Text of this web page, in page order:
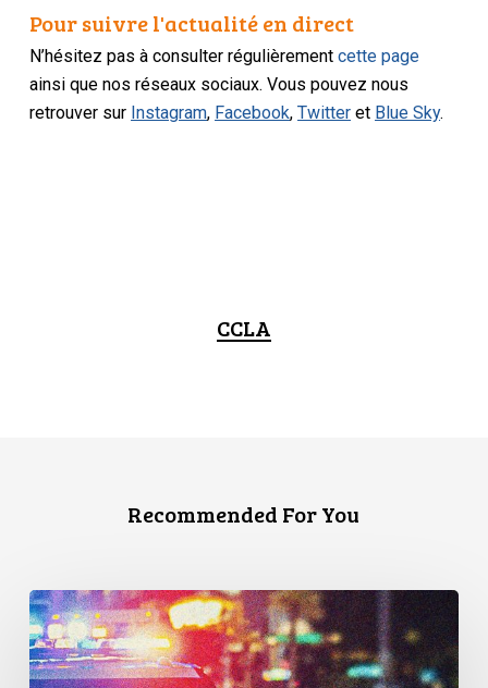
Pour suivre l'actualité en direct
N’hésitez pas à consulter régulièrementcette page
ainsi que nos réseaux sociaux. Vous pouvez nous
retrouver sur Instagram, Facebook,Twitter et Blue Sky.
CCLA
Recommended For You
Appels
en
faveur